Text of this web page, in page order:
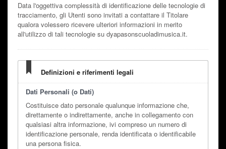
Data l'oggettiva complessità di identificazione delle tecnologie di
tracciamento, gli Utenti sono invitati a contattare il Titolare
qualora volessero ricevere ulteriori informazioni in merito
all'utilizzo di tali tecnologie su dyapasonscuoladimusica.it.
Definizioni e riferimenti legali
Dati Personali (o Dati)
Costituisce dato personale qualunque informazione che,
direttamente o indirettamente, anche in collegamento con
qualsiasi altra informazione, ivi compreso un numero di
identificazione personale, renda identificata o identificabile
una persona fisica.